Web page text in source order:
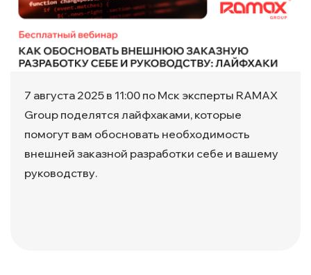
7 августа 2025 в 11:00 по Мск эксперты RAMAX
Group поделятся лайфхаками, которые
помогут вам обосновать необходимость
внешней заказной разработки себе и вашему
руководству.